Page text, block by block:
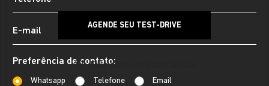
Preferência de contato:
Whatsapp Telefone Email
AGENDE SEU TEST-DRIVE
Fale com um especialista